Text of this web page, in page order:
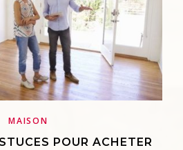
MAISON
POUR ACHETER